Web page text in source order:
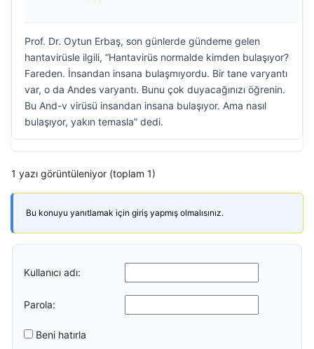
Prof. Dr. Oytun Erbaş, son günlerde gündeme gelen
hantavirüsle ilgili, “Hantavirüs normalde kimden bulaşıyor?
Fareden. İnsandan insana bulaşmıyordu. Bir tane varyantı
var, o da Andes varyantı. Bunu çok duyacağınızı öğrenin.
Bu And-v virüsü insandan insana bulaşıyor. Ama nasıl
bulaşıyor, yakın temasla” dedi.
1 yazı görüntüleniyor (toplam 1)
Bu konuyu yanıtlamak için giriş yapmış olmalısınız.
Kullanıcı adı:
Parola:
Beni hatırla